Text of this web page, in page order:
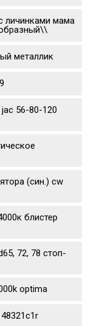
личинками мама
металлик
56-80-120
(син.) cw
блистер
72, 78 стоп-
optima